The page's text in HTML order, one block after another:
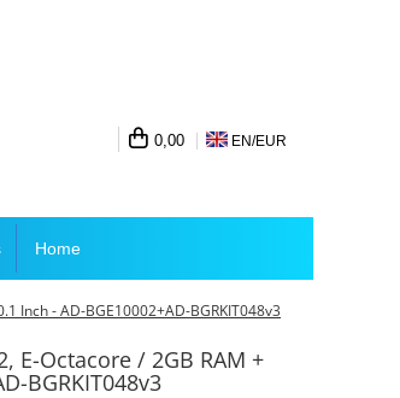
0,00 EN/EUR
Home
Inch - AD-BGE10002+AD-BGRKIT048v3
E-Octacore / 2GB RAM +
BGRKIT048v3